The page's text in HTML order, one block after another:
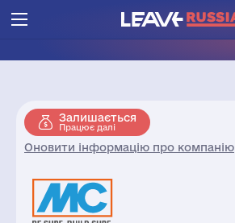
Залишається
Працює далі
Оновити інформацію про компанію